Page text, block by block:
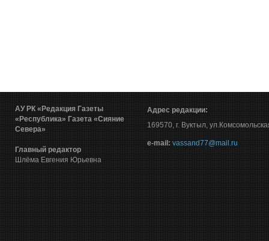
АУ РК «Редакция Газеты
«Республика» Газета «Сияние
Севера»
Главный редактор
Шлёма Евгения Юрьевна
Адрес редакции:
169570, г. Вуктыл,
е-mail: vassand77@mail.ru